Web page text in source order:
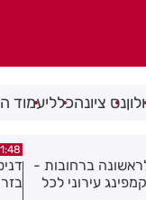
נס ציונהכלליעמוד
אלוף ישראל